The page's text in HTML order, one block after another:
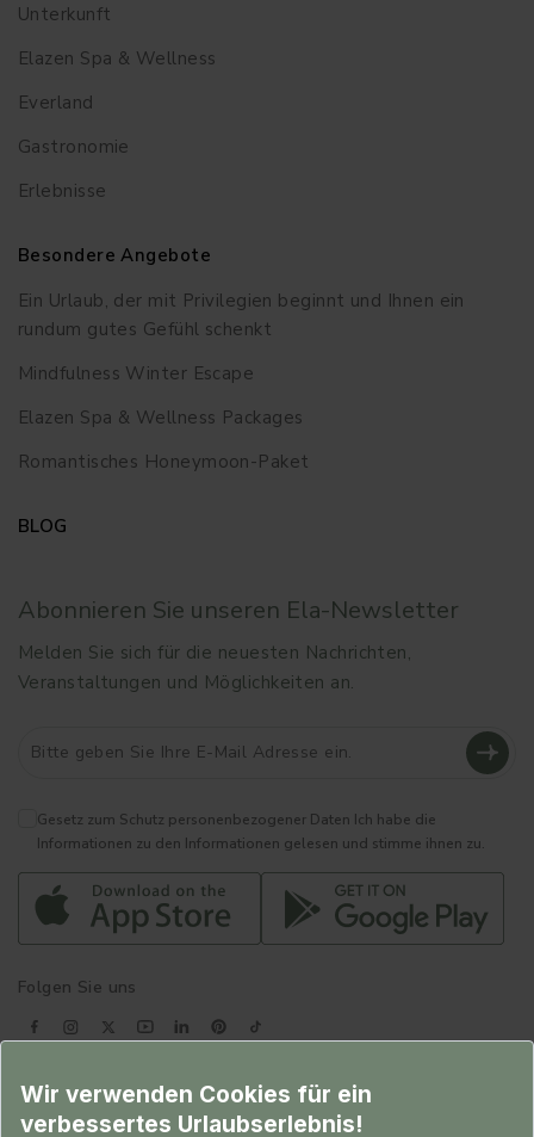
Unterkunft
Elazen Spa & Wellness
Everland
Gastronomie
Erlebnisse
Besondere Angebote
Ein Urlaub, der mit Privilegien beginnt und Ihnen ein
rundum gutes Gefühl schenkt
Mindfulness Winter Escape
Elazen Spa & Wellness Packages
Romantisches Honeymoon-Paket
BLOG
Abonnieren Sie unseren Ela-Newsletter
Melden Sie sich für die neuesten Nachrichten,
Veranstaltungen und Möglichkeiten an.
Gesetz zum Schutz personenbezogener Daten Ich habe die
Informationen zu den Informationen gelesen und stimme ihnen zu.
Folgen Sie uns